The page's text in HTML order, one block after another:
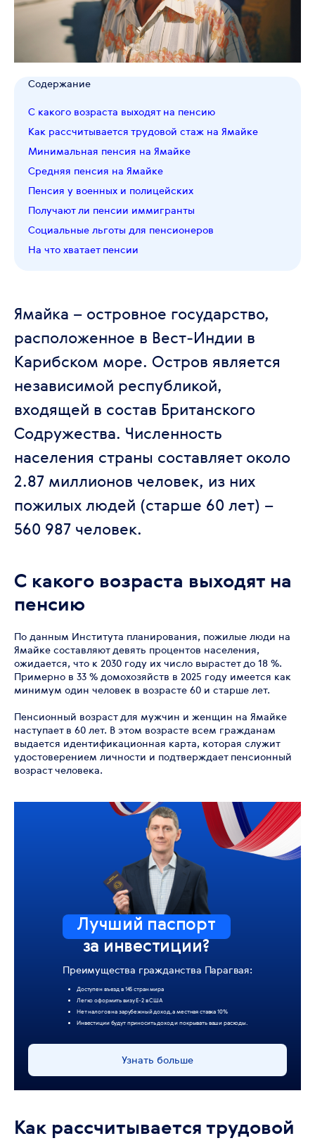
Содержание
С какого возраста выходят на пенсию
Как рассчитывается трудовой стаж на Ямайке
Минимальная пенсия на Ямайке
Средняя пенсия на Ямайке
Пенсия у военных и полицейских
Получают ли пенсии иммигранты
Социальные льготы для пенсионеров
На что хватает пенсии
Ямайка – островное государство,
расположенное в Вест-Индии в
Карибском море. Остров является
независимой республикой,
входящей в состав Британского
Содружества. Численность
населения страны составляет около
2.87 миллионов человек, из них
пожилых людей (старше 60 лет) –
560 987 человек.
С какого возраста выходят на
пенсию
По данным Института планирования, пожилые люди на
Ямайке составляют девять процентов населения,
ожидается, что к 2030 году их число вырастет до 18 %.
Примерно в 33 % домохозяйств в 2025 году имеется как
минимум один человек в возрасте 60 и старше лет.
Пенсионный возраст для мужчин и женщин на Ямайке
наступает в 60 лет. В этом возрасте всем гражданам
выдается идентификационная карта, которая служит
удостоверением личности и подтверждает пенсионный
возраст человека.
Лучший паспорт
за инвестиции?
Преимущества гражданства Парагвая:
Доступен въезд в 145 стран мира
Легко оформить визу Е-2 в США
Нет налогов на зарубежный доход, а местная ставка 10%
Инвестиции будут приносить доход и покрывать ваши расходы.
Узнать больше
Как рассчитывается трудовой